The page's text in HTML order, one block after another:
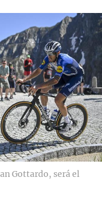
Gottardo, será el